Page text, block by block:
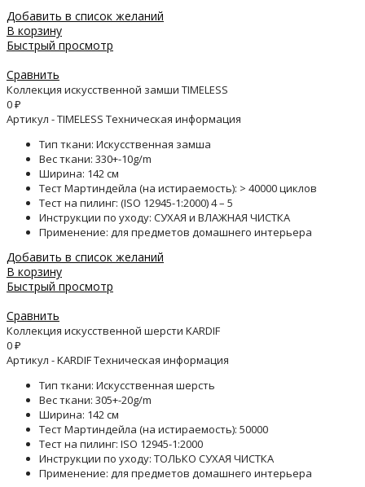
Добавить в список желаний
В корзину
Быстрый просмотр
Сравнить
Коллекция искусственной замши TIMELESS
0₽
Артикул - TIMELESS Техническая информация
Тип ткани: Искусственная замша
Вес ткани: 330+-10g/m
Ширина: 142 см
Тест Мартиндейла (на истираемость): > 40000 циклов
Тест на пилинг: (ISO 12945-1:2000) 4 – 5
Инструкции по уходу: СУХАЯ и ВЛАЖНАЯ ЧИСТКА
Применение: для предметов домашнего интерьера
Добавить в список желаний
В корзину
Быстрый просмотр
Сравнить
Коллекция искусственной шерсти KARDIF
0₽
Артикул - KARDIF Техническая информация
Тип ткани: Искусственная шерсть
Вес ткани: 305+-20g/m
Ширина: 142 см
Тест Мартиндейла (на истираемость): 50000
Тест на пилинг: ISO 12945-1:2000
Инструкции по уходу: ТОЛЬКО СУХАЯ ЧИСТКА
Применение: для предметов домашнего интерьера